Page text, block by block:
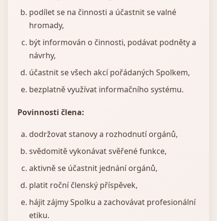
podílet se na činnosti a účastnit se valné
hromady,
být informován o činnosti, podávat podněty a
návrhy,
účastnit se všech akcí pořádaných Spolkem,
bezplatně využívat informačního systému.
Povinnosti člena:
dodržovat stanovy a rozhodnutí orgánů,
svědomitě vykonávat svěřené funkce,
aktivně se účastnit jednání orgánů,
platit roční členský příspěvek,
hájit zájmy Spolku a zachovávat profesionální
etiku.